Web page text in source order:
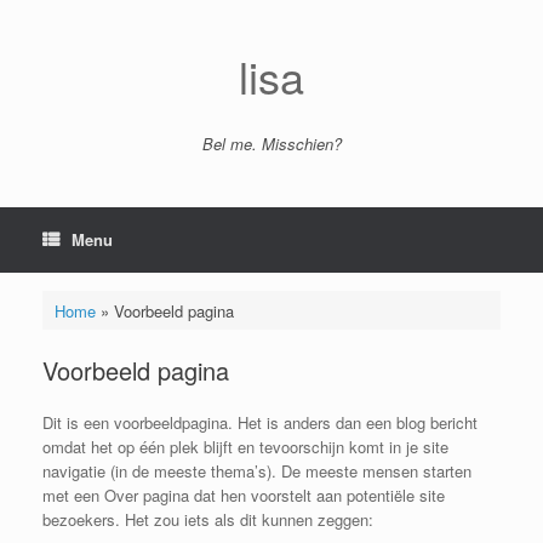
lisa
Bel me. Misschien?
Menu
Home» Voorbeeld pagina
Voorbeeld pagina
Dit is een voorbeeldpagina. Het is anders dan een blog bericht
omdat het op één plek blijft en tevoorschijn komt in je site
navigatie (in de meeste thema’s). De meeste mensen starten
met een Over pagina dat hen voorstelt aan potentiële site
bezoekers. Het zou iets als dit kunnen zeggen: